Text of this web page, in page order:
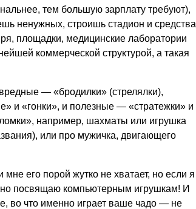
тем большую зарплату требуют),
ненужных, строишь стадион и средства
площадки, медицинские лаборатории
коммерческой структурой, а такая
— «бродилки» (стрелялки),
и «гонки», и полезные — «стратежки» и
например, шахматы или игрушка
или про мужичка, двигающего
его порой жутко не хватает, но если я
посвящаю компьютерным игрушкам! И
во что именно играет ваше чадо — не